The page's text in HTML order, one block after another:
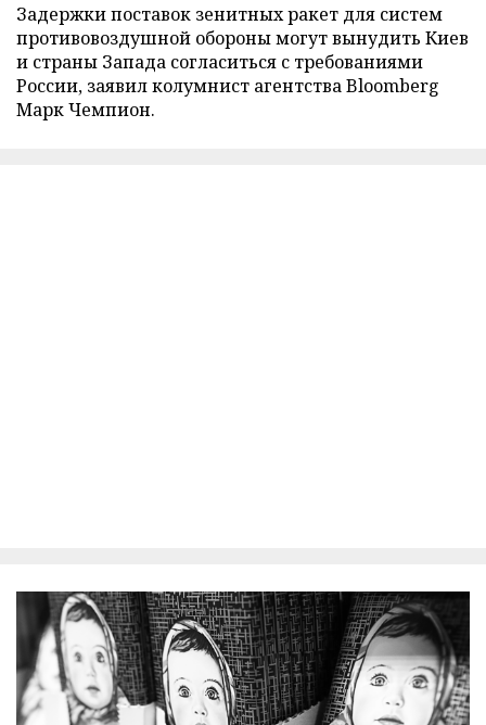
Задержки поставок зенитных ракет для систем
противовоздушной обороны могут вынудить Киев
и страны Запада согласиться с требованиями
России, заявил колумнист агентства Bloomberg
Марк Чемпион.